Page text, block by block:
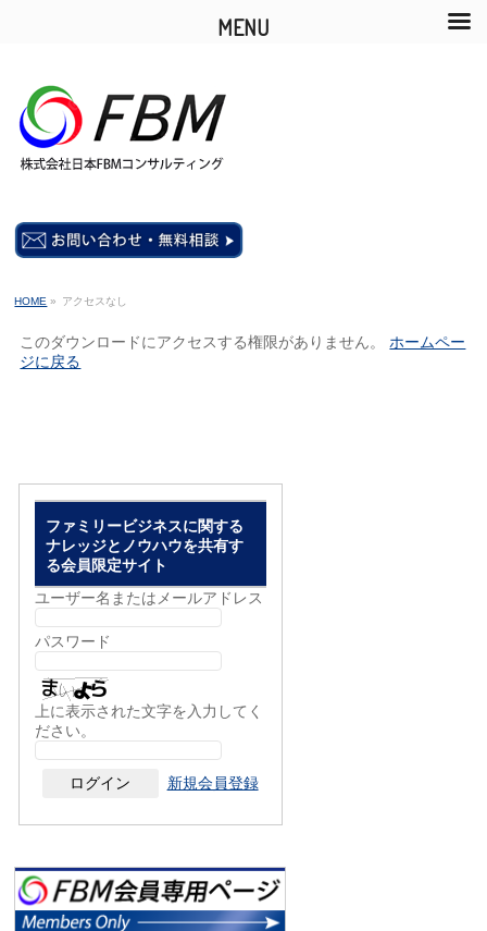
HOME » アクセスなし
このダウンロードにアクセスする権限がありません。ホームペー
ジに戻る
ファミリービジネスに関する
ナレッジとノウハウを共有す
る会員限定サイト
ユーザー名またはメールアドレス
パスワード
上に表示された文字を入力してく
ださい。
新規会員登録
MENU